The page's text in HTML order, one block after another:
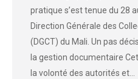
pratique s’est tenue du 28
Direction Générale des
(DGCT) du Mali. Un pas
la gestion documentaire
la volonté des autorités et…